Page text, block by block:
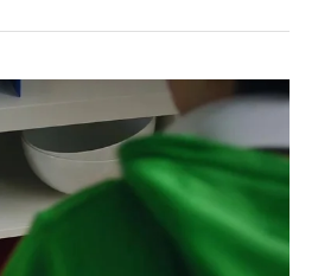
die einen aufblasbaren Gaming-
leuchtend grün